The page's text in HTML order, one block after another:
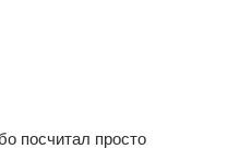
посчитал просто